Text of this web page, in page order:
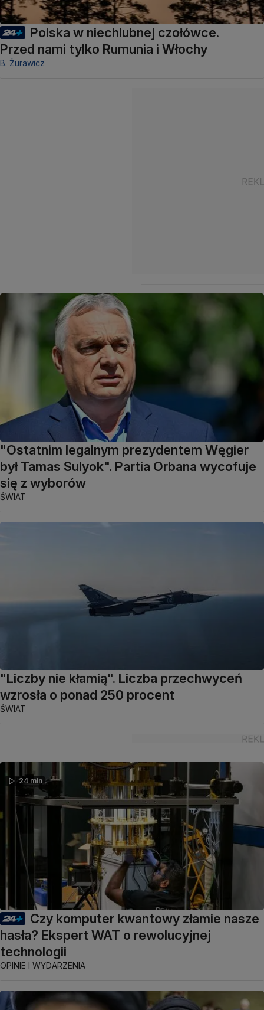
Polska w niechlubnej czołówce.
Przed nami tylko Rumunia i Włochy
B. Żurawicz
"Ostatnim legalnym prezydentem Węgier
był Tamas Sulyok". Partia Orbana wycofuje
się z wyborów
ŚWIAT
"Liczby nie kłamią". Liczba przechwyceń
wzrosła o ponad 250 procent
ŚWIAT
24 min
Czy komputer kwantowy złamie nasze
hasła? Ekspert WAT o rewolucyjnej
technologii
OPINIE I WYDARZENIA